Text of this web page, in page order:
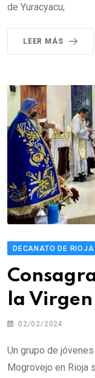
de Yuracyacu;
LEER MÁS
DECANATO DE RIOJA
la
02/02/2024
Un grupo de
Mogrovejo en Rioja